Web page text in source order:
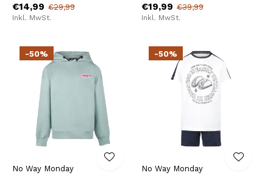
€14,99 €29,99
Inkl. MwSt.
€19,99 €39,99
Inkl. MwSt.
-50%
No Way Monday
-50%
No Way Monday